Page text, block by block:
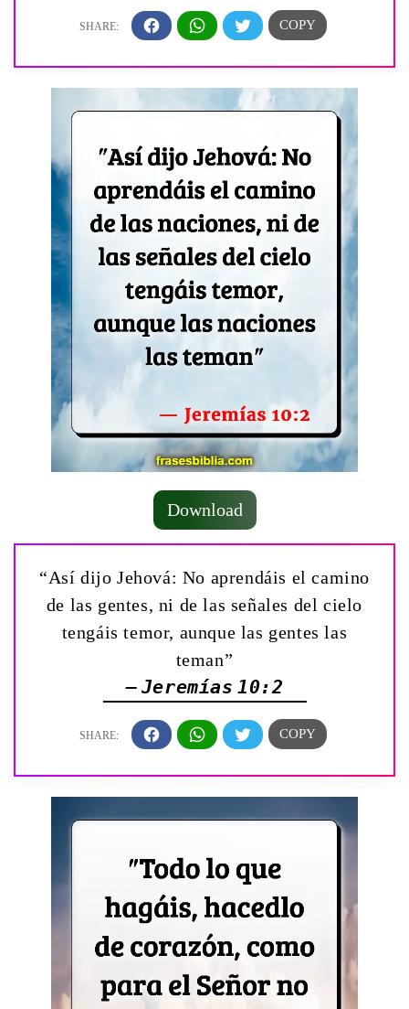
Download
“Así dijo Jehová: No aprendáis el camino
de las gentes, ni de las señales del cielo
tengáis temor, aunque las gentes las
teman”
— Jeremías 10:2